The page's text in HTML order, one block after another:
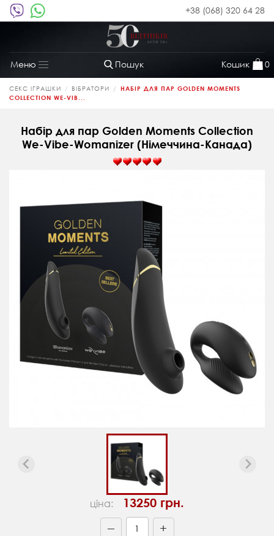
+38 (068) 320 64 28
Пошук Кошик 0
Меню
Toggle
navigation
СЕКС ІГРАШКИ ВІБРАТОРИ
НАБІР ДЛЯ ПАР GOLDEN MOMENTS
COLLECTION WE-VIB...
Набір для пар Golden Moments Collection
We-Vibe-Womanizer (Німеччина-Канада)
ціна: 13250 грн.
— +